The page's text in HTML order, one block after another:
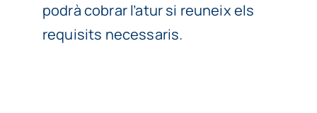
podrà cobrar l’atur si reuneix els
requisits necessaris.